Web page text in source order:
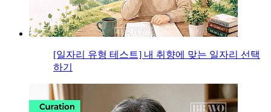
[일자리 유형 테스트] 내 취향에 맞는 일자리 선택
하기